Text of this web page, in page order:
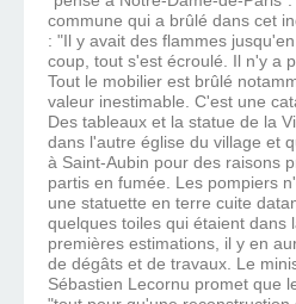
commune qui a brûlé dans cet
: "Il y avait des flammes
coup, tout s'est écroulé. Il n'y a
Tout le mobilier est brûlé
valeur inestimable. C'est une
Des tableaux et la statue de la
dans l'autre église du village et
à Saint-Aubin pour des raisons
partis en fumée. Les pompiers
une statuette en terre cuite
quelques toiles qui étaient dans
premières estimations, il y en
de dégâts et de travaux. Le
Sébastien Lecornu promet que